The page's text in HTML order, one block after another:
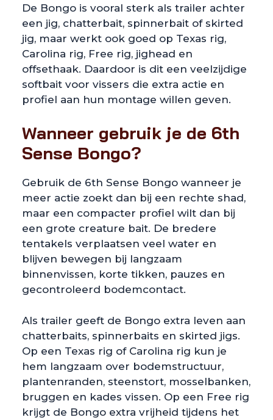
De Bongo is vooral sterk als trailer achter
een jig, chatterbait, spinnerbait of skirted
jig, maar werkt ook goed op Texas rig,
Carolina rig, Free rig, jighead en
offsethaak. Daardoor is dit een veelzijdige
softbait voor vissers die extra actie en
profiel aan hun montage willen geven.
Wanneer gebruik je de 6th
Sense Bongo?
Gebruik de 6th Sense Bongo wanneer je
meer actie zoekt dan bij een rechte shad,
maar een compacter profiel wilt dan bij
een grote creature bait. De bredere
tentakels verplaatsen veel water en
blijven bewegen bij langzaam
binnenvissen, korte tikken, pauzes en
gecontroleerd bodemcontact.
Als trailer geeft de Bongo extra leven aan
chatterbaits, spinnerbaits en skirted jigs.
Op een Texas rig of Carolina rig kun je
hem langzaam over bodemstructuur,
plantenranden, steenstort, mosselbanken,
bruggen en kades vissen. Op een Free rig
krijgt de Bongo extra vrijheid tijdens het